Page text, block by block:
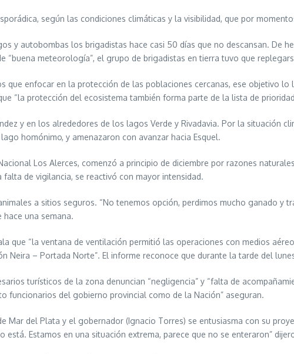
según las condiciones climáticas y la visibilidad, que por
y autobombas los brigadistas hace casi 50 días que no descansan. De
“buena meteorología”, el grupo de brigadistas en tierra tuvo que
que enfocar en la protección de las poblaciones cercanas, ese objetivo
“la protección del ecosistema también forma parte de la lista de
y en los alrededores de los lagos Verde y Rivadavia. Por la situación
homónimo, y amenazaron con avanzar hacia Esquel.
Los Alerces, comenzó a principio de diciembre por razones
de vigilancia, se reactivó con mayor intensidad.
a sitios seguros. “No tenemos opción, perdimos mucho ganado y
una semana.
que “la ventana de ventilación permitió las operaciones con medios
Neira – Portada Norte”. El informe reconoce que durante la tarde del
turísticos de la zona denuncian “negligencia” y “falta de
funcionarios del gobierno provincial como de la Nación” aseguran.
Mar del Plata y el gobernador (Ignacio Torres) se entusiasma con su
Estamos en una situación extrema, parece que no se enteraron”